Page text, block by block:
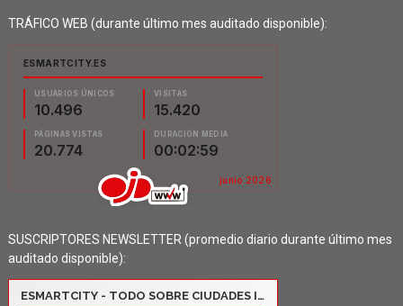
TRÁFICO WEB (durante último mes auditado disponible):
SUSCRIPTORES NEWSLETTER (promedio diario durante último mes
auditado disponible):